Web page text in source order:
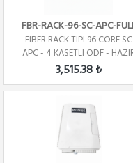
FBR-RACK-96-SC-APC-
FIBER RACK TIPI 96 CORE SC
APC - 4 KASETLI ODF -
3,515.38 ₺